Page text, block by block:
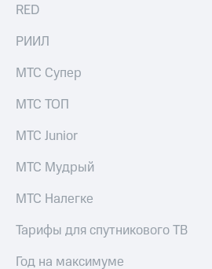
погашении
облигаций
Реквизиты
Контакты
развитие
На главную
RED
РИИЛ
МТС Супер
МТС ТОП
МТС Junior
МТС Мудрый
МТС Налегке
Тарифы для спутникового ТВ
Год на максимуме